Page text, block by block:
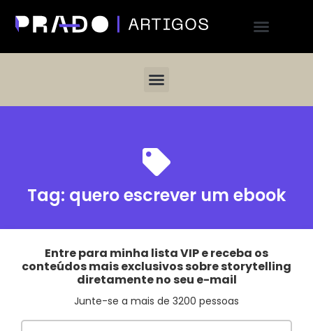
Tag: quero escrever um ebook
Entre para minha lista VIP e receba os
conteúdos mais exclusivos sobre storytelling
diretamente no seu e-mail
Junte-se a mais de 3200 pessoas